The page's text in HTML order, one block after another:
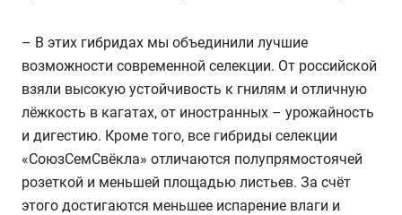
– В этих гибридах мы объединили лучшие
возможности современной селекции. От российской
взяли высокую устойчивость к гнилям и отличную
лёжкость в кагатах, от иностранных – урожайность
и дигестию. Кроме того, все гибриды селекции
«СоюзСемСвёкла» отличаются полупрямостоячей
розеткой и меньшей площадью листьев. За счёт
этого достигаются меньшее испарение влаги и